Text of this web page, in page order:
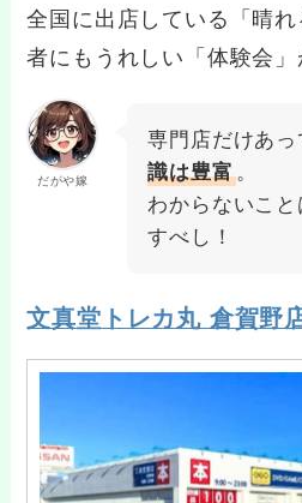
全国に出店している「晴
者にもうれしい「体験会
だがや嫁
専門店だけあっ
識は豊富。
わからないこ
すべし！
文真堂トレカ丸 倉賀野